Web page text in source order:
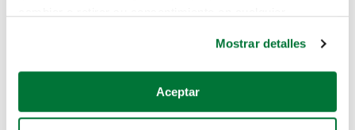
Si lo permite, también quisiéramos:
Recopilar información sobre su ubicación geográfica
Mostrar detalles
Aceptar
Coches de segunda mano
Coches de km0